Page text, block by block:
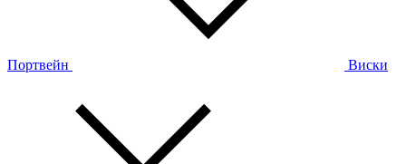
Портвейн Виски